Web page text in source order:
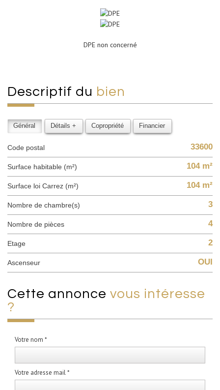
DPE non concerné
descriptif du bien
Général Détails + Copropriété Financier
Code postal 33600
Surface habitable (m²) 104 m²
Surface loi Carrez (m²) 104 m²
Nombre de chambre(s) 3
Nombre de pièces 4
Etage 2
Ascenseur OUI
cette annonce vous intéresse
?
Votre nom *
Votre adresse mail *